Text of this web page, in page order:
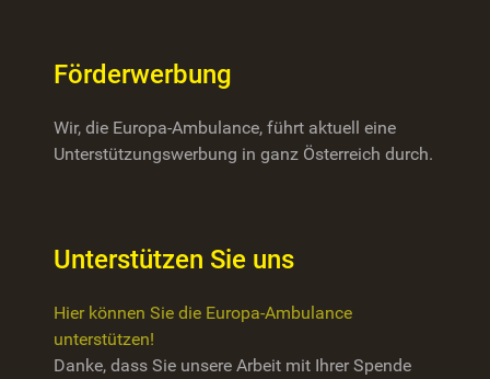
Förderwerbung
Wir, die Europa-Ambulance, führt aktuell eine
Unterstützungswerbung in ganz Österreich durch.
Unterstützen Sie uns
Hier können Sie die Europa-Ambulance
unterstützen!
Danke, dass Sie unsere Arbeit mit Ihrer Spende